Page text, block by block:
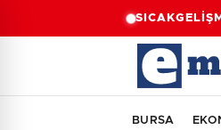
SICAK
BURSA